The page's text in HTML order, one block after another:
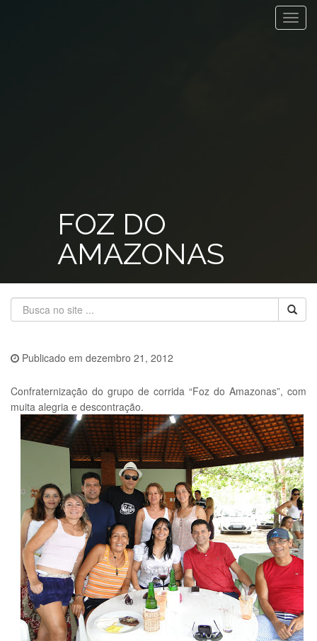
FOZ DO
AMAZONAS
Publicado em dezembro 21, 2012
Confraternização do grupo de corrida “Foz do Amazonas”, com
muita alegria e descontração.